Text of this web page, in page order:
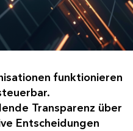
funktionieren
Transparenz über
Entscheidungen